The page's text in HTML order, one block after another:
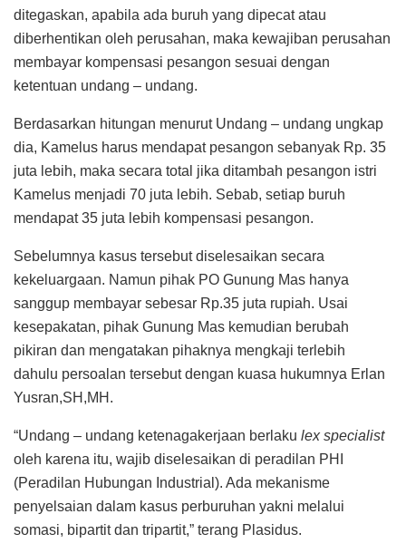
ditegaskan, apabila ada buruh yang dipecat atau
diberhentikan oleh perusahan, maka kewajiban perusahan
membayar kompensasi pesangon sesuai dengan
ketentuan undang – undang.
Berdasarkan hitungan menurut Undang – undang ungkap
dia, Kamelus harus mendapat pesangon sebanyak Rp. 35
juta lebih, maka secara total jika ditambah pesangon istri
Kamelus menjadi 70 juta lebih. Sebab, setiap buruh
mendapat 35 juta lebih kompensasi pesangon.
Sebelumnya kasus tersebut diselesaikan secara
kekeluargaan. Namun pihak PO Gunung Mas hanya
sanggup membayar sebesar Rp.35 juta rupiah. Usai
kesepakatan, pihak Gunung Mas kemudian berubah
pikiran dan mengatakan pihaknya mengkaji terlebih
dahulu persoalan tersebut dengan kuasa hukumnya Erlan
Yusran,SH,MH.
“Undang – undang ketenagakerjaan berlaku lex specialist
oleh karena itu, wajib diselesaikan di peradilan PHI
(Peradilan Hubungan Industrial). Ada mekanisme
penyelsaian dalam kasus perburuhan yakni melalui
somasi, bipartit dan tripartit,” terang Plasidus.